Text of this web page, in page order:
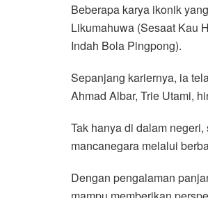
Beberapa karya ikonik
Likumahuwa (Sesaat Kau
Indah Bola Pingpong).
Sepanjang kariernya, ia
Ahmad Albar, Trie Utami,
Tak hanya di dalam
mancanegara melalui
Dengan pengalaman